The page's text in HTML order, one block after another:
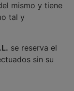
mismo y tiene
tal y
se reserva el
sin su